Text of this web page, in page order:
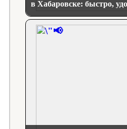
в Хабаровске: быстро,